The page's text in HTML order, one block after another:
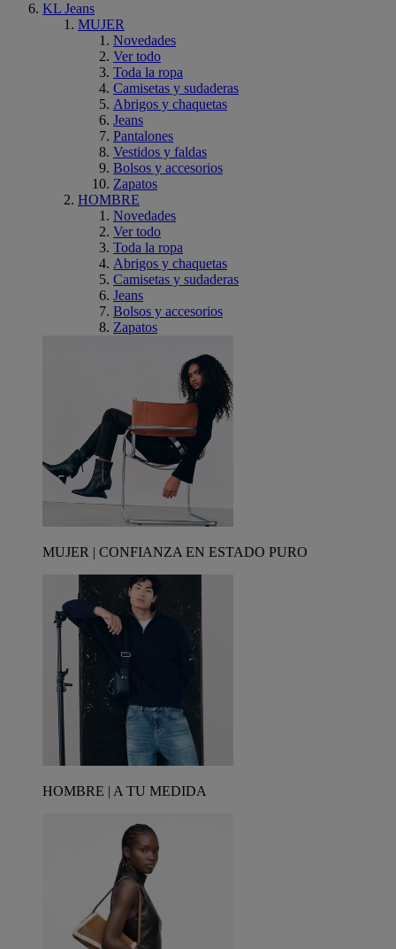
KL Jeans
MUJER
Novedades
Ver todo
Toda la ropa
Camisetas y sudaderas
Abrigos y chaquetas
Jeans
Pantalones
Vestidos y faldas
Bolsos y accesorios
Zapatos
HOMBRE
Novedades
Ver todo
Toda la ropa
Abrigos y chaquetas
Camisetas y sudaderas
Jeans
Bolsos y accesorios
Zapatos
MUJER | CONFIANZA EN ESTADO PURO
HOMBRE | A TU MEDIDA